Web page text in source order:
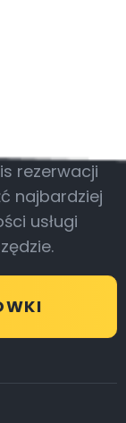
rezerwacji
najbardziej
usługi